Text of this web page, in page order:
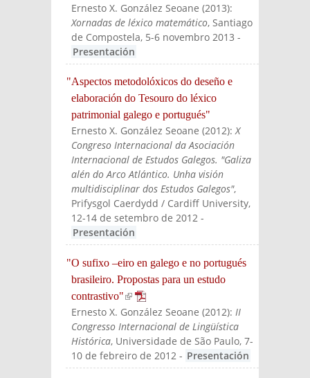
Ernesto X. González Seoane (2013):
Xornadas de léxico matemático, Santiago
de Compostela, 5-6 novembro 2013 -
Presentación
"Aspectos metodolóxicos do deseño e
elaboración do Tesouro do léxico
patrimonial galego e portugués"
Ernesto X. González Seoane (2012):X
Congreso Internacional da Asociación
Internacional de Estudos Galegos. "Galiza
alén do Arco Atlántico. Unha visión
multidisciplinar dos Estudos Galegos",
Prifysgol Caerdydd / Cardiff University,
12-14 de setembro de 2012 -
Presentación
"O sufixo –eiro en galego e no portugués
brasileiro. Propostas para un estudo
contrastivo"(link is external)
Ernesto X. González Seoane (2012): II
Congresso Internacional de Lingüística
Histórica, Universidade de São Paulo, 7-
10 de febreiro de 2012 - Presentación